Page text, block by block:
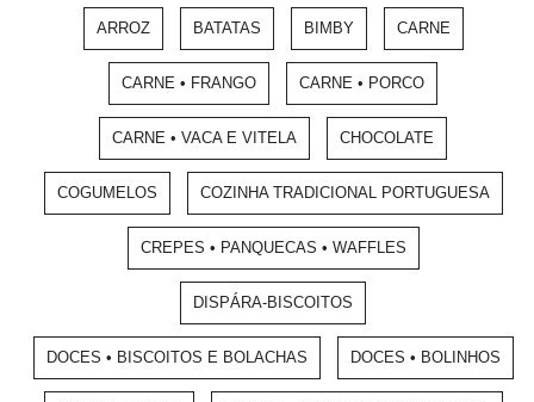
ARROZ BATATAS BIMBY CARNE
CARNE • FRANGO CARNE • PORCO
CARNE • VACA E VITELA CHOCOLATE
COGUMELOS COZINHA TRADICIONAL PORTUGUESA
CREPES • PANQUECAS • WAFFLES
DISPÁRA-BISCOITOS
DOCES • BISCOITOS E BOLACHAS DOCES • BOLINHOS